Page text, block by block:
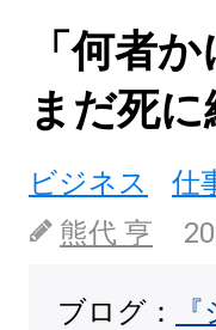
「何者
まだ死
ビジネス 仕
熊代 亨
ブログ：